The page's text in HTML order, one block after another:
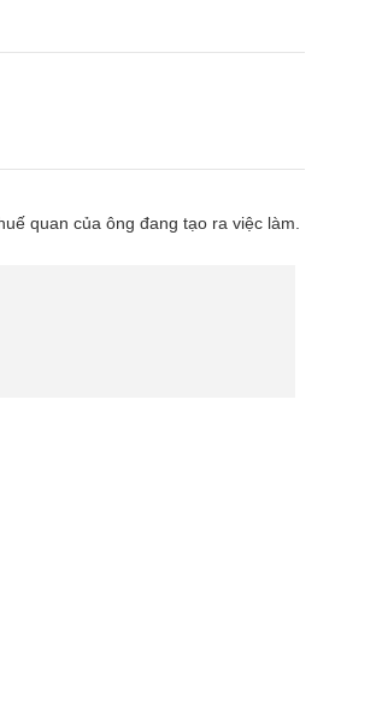
quan của ông đang tạo ra việc làm.